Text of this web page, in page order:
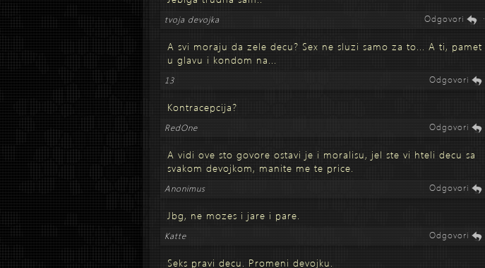
tvoja devojka Odgovori ·
A svi moraju da zele decu? Sex ne sluzi samo za to... A ti, pamet
u glavu i kondom na...
13 Odgovori
Kontracepcija?
RedOne Odgovori
A vidi ove sto govore ostavi je i moralisu, jel ste vi hteli decu sa
svakom devojkom, manite me te price.
Anonimus Odgovori
Jbg, ne mozes i jare i pare.
Katte Odgovori
Seks pravi decu. Promeni devojku.